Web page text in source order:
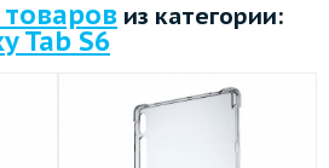
из категории:
Tab S6